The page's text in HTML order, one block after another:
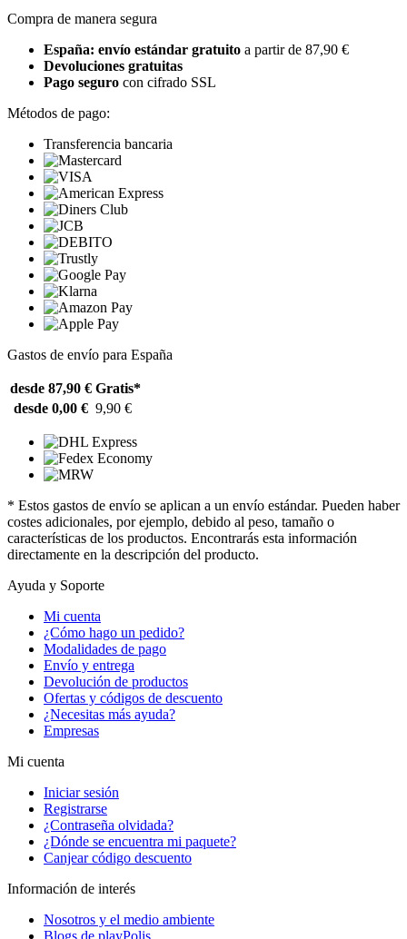
Compra de manera segura
España: envío estándar gratuito a partir de 87,90 €
Devoluciones gratuitas
Pago seguro con cifrado SSL
Métodos de pago:
Transferencia bancaria
Gastos de envío para España
desde 87,90 € Gratis*
desde 0,00 € 9,90 €
* Estos gastos de envío se aplican a un envío estándar. Pueden haber
costes adicionales, por ejemplo, debido al peso, tamaño o
características de los productos. Encontrarás esta información
directamente en la descripción del producto.
Ayuda y Soporte
Mi cuenta
¿Cómo hago un pedido?
Modalidades de pago
Envío y entrega
Devolución de productos
Ofertas y códigos de descuento
¿Necesitas más ayuda?
Empresas
Mi cuenta
Iniciar sesión
Registrarse
¿Contraseña olvidada?
¿Dónde se encuentra mi paquete?
Canjear código descuento
Información de interés
Nosotros y el medio ambiente